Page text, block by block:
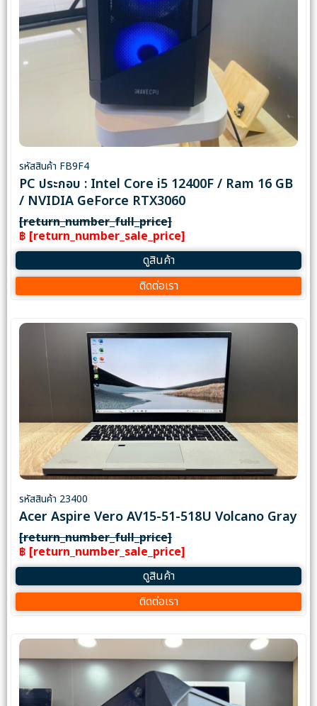
รหัสสินค้า FB9F4
PC ประกอบ : Intel Core i5 12400F / Ram 16 GB
/ NVIDIA GeForce RTX3060
[return_number_full_price]
฿ [return_number_sale_price]
ดูสินค้า
ติดต่อเรา
รหัสสินค้า 23400
Acer Aspire Vero AV15-51-518U Volcano Gray
[return_number_full_price]
฿ [return_number_sale_price]
ดูสินค้า
ติดต่อเรา